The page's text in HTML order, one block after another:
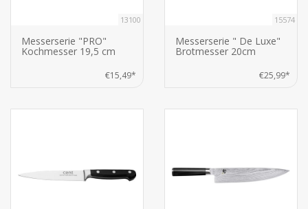
13100
Messerserie "PRO"
Kochmesser 19,5 cm
€15,49*
15574
Messerserie " De Luxe"
Brotmesser 20cm
€25,99*